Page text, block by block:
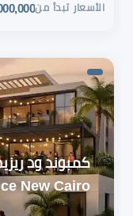
الأسعار تبدأ من
كمبوند ود
New Cairo